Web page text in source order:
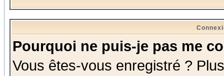
Pourquoi ne puis-je pas me
Vous êtes-vous enregistré ?